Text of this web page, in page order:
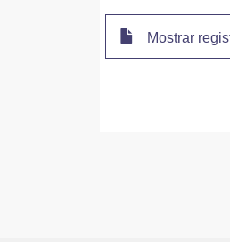
Mostrar